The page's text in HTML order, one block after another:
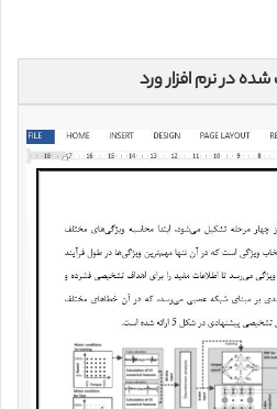
در نرم افزار ورد